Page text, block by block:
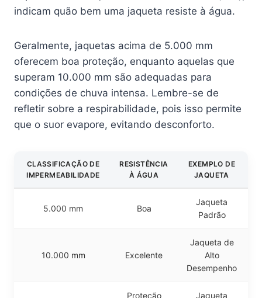
indicam quão bem uma jaqueta resiste à água.
Geralmente, jaquetas acima de 5.000 mm
oferecem boa proteção, enquanto aquelas que
superam 10.000 mm são adequadas para
condições de chuva intensa. Lembre-se de
refletir sobre a respirabilidade, pois isso permite
que o suor evapore, evitando desconforto.
CLASSIFICAÇÃO DE
IMPERMEABILIDADE
RESISTÊNCIA
À ÁGUA
EXEMPLO DE
JAQUETA
5.000 mm Boa
Jaqueta
Padrão
10.000 mm Excelente
Jaqueta de
Alto
Desempenho
Proteção
Jaqueta